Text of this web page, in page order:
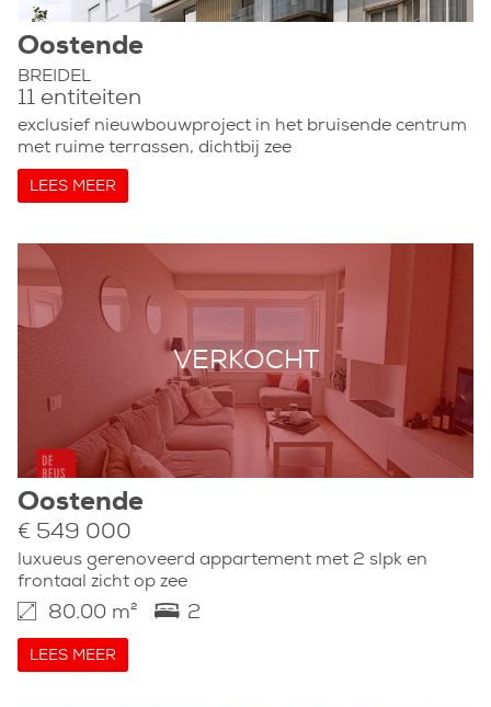
Oostende
BREIDEL
11 entiteiten
exclusief nieuwbouwproject in het bruisende centrum
met ruime terrassen, dichtbij zee
LEES MEER
VERKOCHT
Oostende
€ 549 000
luxueus gerenoveerd appartement met 2 slpk en
frontaal zicht op zee
80.00 m² 2
LEES MEER